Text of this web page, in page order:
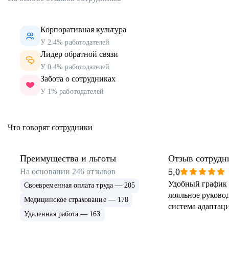
Корпоративная культура
У 2.4% работодателей
Лидер обратной связи
У 0.4% работодателей
Забота о сотрудниках
У 1% работодателей
Что говорят сотрудники
Преимущества и льготы
На основании 246 отзывов
Своевременная оплата труда — 205
Медицинское страхование — 178
Удаленная работа — 163
Отзыв
5,0
Удобный график
лояльное
система